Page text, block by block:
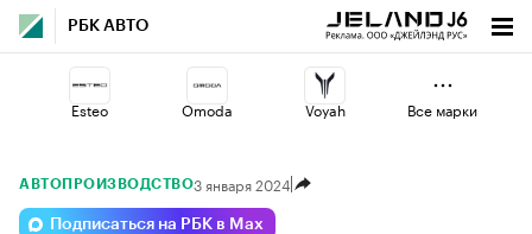
РБК АВТО
Esteo Omoda Voyah
Jaecoo Changan Lada
Все марки
АВТОПРОИЗВОДСТВО3 января 2024
Подписаться на РБК в Max